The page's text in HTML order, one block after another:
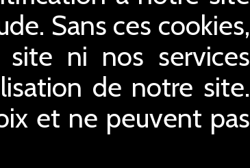
Sans ces cookies,
ni nos services
de notre site.
et ne peuvent pas